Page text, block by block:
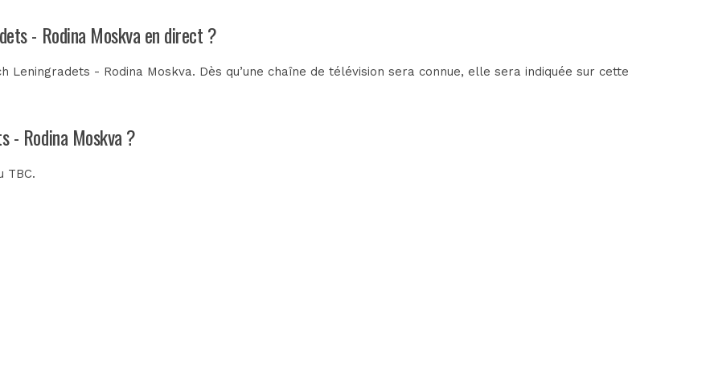
- Rodina Moskva en direct ?
Leningradets - Rodina Moskva. Dès qu’une chaîne de télévision sera connue, elle sera indiquée sur cette
- Rodina Moskva ?
TBC.